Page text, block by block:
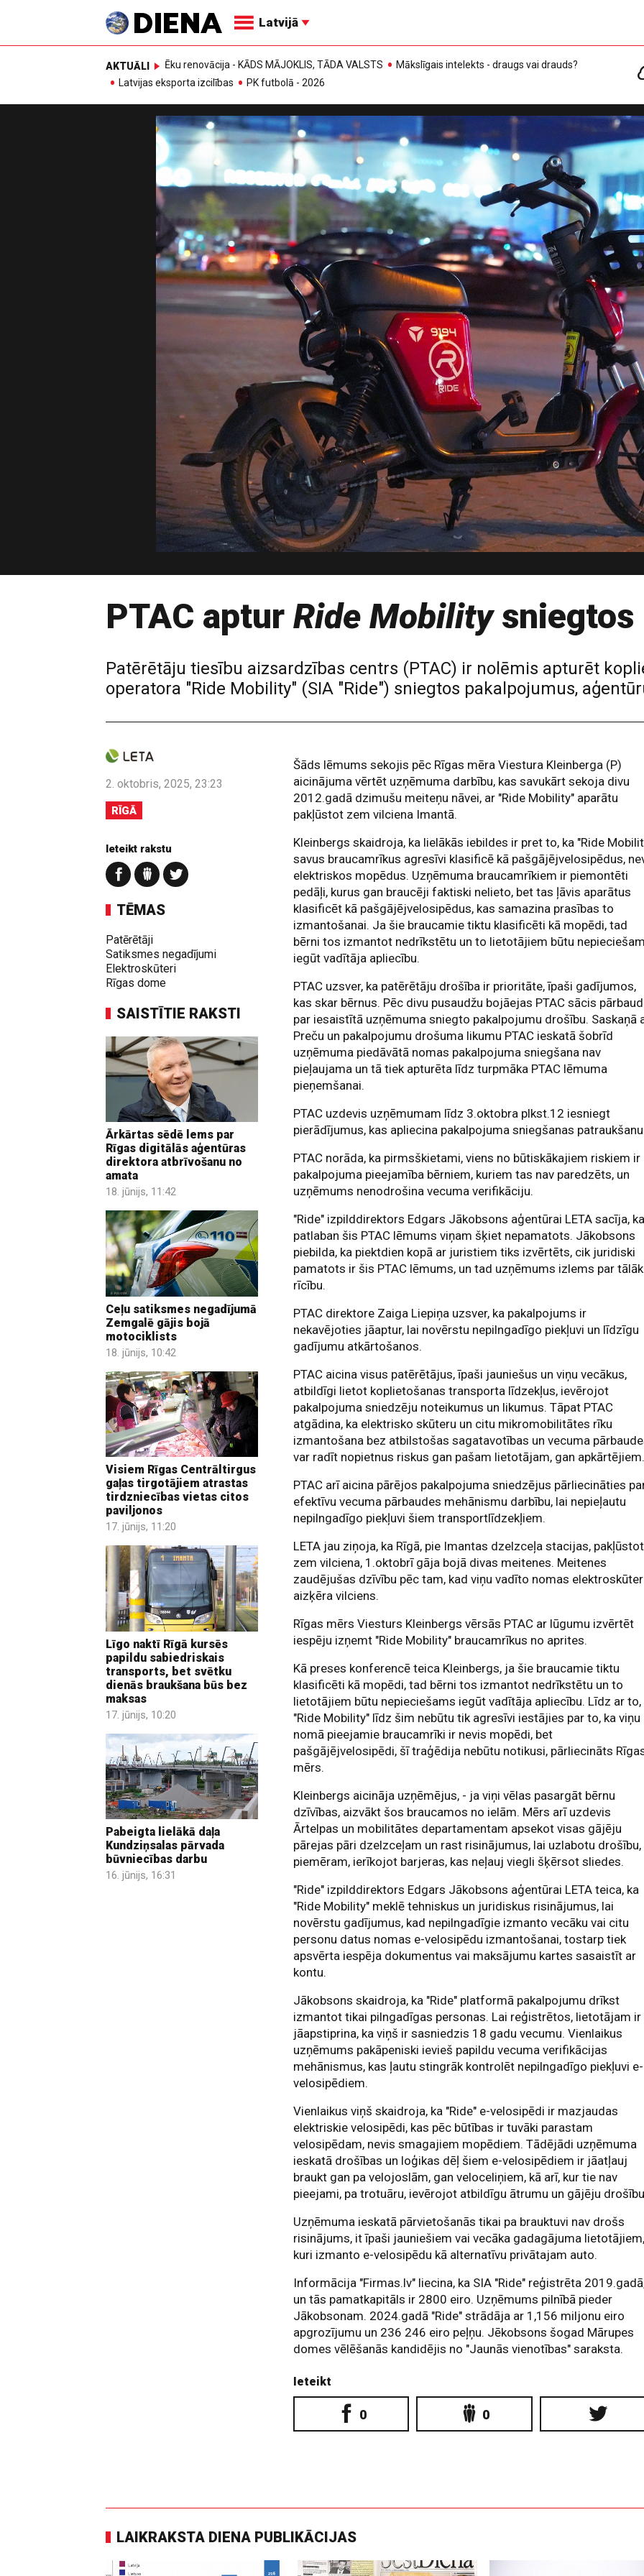
Latvijā
AKTUĀLI Ēku renovācija - KĀDS MĀJOKLIS, TĀDA VALSTS
Mākslīgais intelekts - draugs vai drauds?
Latvijas eksporta izcilības
PK futbolā - 2026
PTAC aptur Ride Mobilitysniegtos
Patērētāju tiesību aizsardzības centrs (PTAC) ir nolēmis apturēt
operatora "Ride Mobility" (SIA "Ride") sniegtos pakalpojumus,
2. oktobris, 2025, 23:23
RĪGĀ
Ieteikt rakstu
TĒMAS
Patērētāji
Satiksmes negadījumi
Elektroskūteri
Rīgas dome
SAISTĪTIE RAKSTI
Ārkārtas sēdē lems par
Rīgas digitālās aģentūras
direktora atbrīvošanu no
amata
18. jūnijs, 11:42
Ceļu satiksmes negadījumā
Zemgalē gājis bojā
motociklists
18. jūnijs, 10:42
Visiem Rīgas Centrāltirgus
gaļas tirgotājiem atrastas
tirdzniecības vietas citos
paviljonos
17. jūnijs, 11:20
Līgo naktī Rīgā kursēs
papildu sabiedriskais
transports, bet svētku
dienās braukšana būs bez
maksas
17. jūnijs, 10:20
Pabeigta lielākā daļa
Kundziņsalas pārvada
būvniecības darbu
16. jūnijs, 16:31
Šāds lēmums sekojis pēc Rīgas mēra Viestura Kleinberga (P)
aicinājuma vērtēt uzņēmuma darbību, kas savukārt sekoja divu
2012.gadā dzimušu meiteņu nāvei, ar "Ride Mobility" aparātu
pakļūstot zem vilciena Imantā.
Kleinbergs skaidroja, ka lielākās iebildes ir pret to, ka "Ride
savus braucamrīkus agresīvi klasificē kā pašgājējvelosipēdus,
elektriskos mopēdus. Uzņēmuma braucamrīkiem ir piemontēti
pedāļi, kurus gan braucēji faktiski nelieto, bet tas ļāvis aparātus
klasificēt kā pašgājējvelosipēdus, kas samazina prasības to
izmantošanai. Ja šie braucamie tiktu klasificēti kā mopēdi, tad
bērni tos izmantot nedrīkstētu un to lietotājiem būtu
iegūt vadītāja apliecību.
PTAC uzsver, ka patērētāju drošība ir prioritāte, īpaši gadījumos,
kas skar bērnus. Pēc divu pusaudžu bojāejas PTAC sācis
par iesaistītā uzņēmuma sniegto pakalpojumu drošību. Saskaņā
Preču un pakalpojumu drošuma likumu PTAC ieskatā šobrīd
uzņēmuma piedāvātā nomas pakalpojuma sniegšana nav
pieļaujama un tā tiek apturēta līdz turpmāka PTAC lēmuma
pieņemšanai.
PTAC uzdevis uzņēmumam līdz 3.oktobra plkst.12 iesniegt
pierādījumus, kas apliecina pakalpojuma sniegšanas
PTAC norāda, ka pirmsškietami, viens no būtiskākajiem riskiem ir
pakalpojuma pieejamība bērniem, kuriem tas nav paredzēts, un
uzņēmums nenodrošina vecuma verifikāciju.
"Ride" izpilddirektors Edgars Jākobsons aģentūrai LETA sacīja,
patlaban šis PTAC lēmums viņam šķiet nepamatots. Jākobsons
piebilda, ka piektdien kopā ar juristiem tiks izvērtēts, cik juridiski
pamatots ir šis PTAC lēmums, un tad uzņēmums izlems par
rīcību.
PTAC direktore Zaiga Liepiņa uzsver, ka pakalpojums ir
nekavējoties jāaptur, lai novērstu nepilngadīgo piekļuvi un līdzīgu
gadījumu atkārtošanos.
PTAC aicina visus patērētājus, īpaši jauniešus un viņu vecākus,
atbildīgi lietot koplietošanas transporta līdzekļus, ievērojot
pakalpojuma sniedzēju noteikumus un likumus. Tāpat PTAC
atgādina, ka elektrisko skūteru un citu mikromobilitātes rīku
izmantošana bez atbilstošas sagatavotības un vecuma
var radīt nopietnus riskus gan pašam lietotājam, gan
PTAC arī aicina pārējos pakalpojuma sniedzējus pārliecināties
efektīvu vecuma pārbaudes mehānismu darbību, lai nepieļautu
nepilngadīgo piekļuvi šiem transportlīdzekļiem.
LETA jau ziņoja, ka Rīgā, pie Imantas dzelzceļa stacijas, pakļūstot
zem vilciena, 1.oktobrī gāja bojā divas meitenes. Meitenes
zaudējušas dzīvību pēc tam, kad viņu vadīto nomas
aizķēra vilciens.
Rīgas mērs Viesturs Kleinbergs vērsās PTAC ar lūgumu izvērtēt
iespēju izņemt "Ride Mobility" braucamrīkus no aprites.
Kā preses konferencē teica Kleinbergs, ja šie braucamie tiktu
klasificēti kā mopēdi, tad bērni tos izmantot nedrīkstētu un to
lietotājiem būtu nepieciešams iegūt vadītāja apliecību. Līdz ar to,
"Ride Mobility" līdz šim nebūtu tik agresīvi iestājies par to, ka viņu
nomā pieejamie braucamrīki ir nevis mopēdi, bet
pašgājējvelosipēdi, šī traģēdija nebūtu notikusi, pārliecināts
mērs.
Kleinbergs aicināja uzņēmējus, - ja viņi vēlas pasargāt bērnu
dzīvības, aizvākt šos braucamos no ielām. Mērs arī uzdevis
Ārtelpas un mobilitātes departamentam apsekot visas gājēju
pārejas pāri dzelzceļam un rast risinājumus, lai uzlabotu drošību,
piemēram, ierīkojot barjeras, kas neļauj viegli šķērsot sliedes.
"Ride" izpilddirektors Edgars Jākobsons aģentūrai LETA teica, ka
"Ride Mobility" meklē tehniskus un juridiskus risinājumus, lai
novērstu gadījumus, kad nepilngadīgie izmanto vecāku vai citu
personu datus nomas e-velosipēdu izmantošanai, tostarp tiek
apsvērta iespēja dokumentus vai maksājumu kartes sasaistīt ar
kontu.
Jākobsons skaidroja, ka "Ride" platformā pakalpojumu drīkst
izmantot tikai pilngadīgas personas. Lai reģistrētos, lietotājam ir
jāapstiprina, ka viņš ir sasniedzis 18 gadu vecumu. Vienlaikus
uzņēmums pakāpeniski ievieš papildu vecuma verifikācijas
mehānismus, kas ļautu stingrāk kontrolēt nepilngadīgo piekļuvi e-
velosipēdiem.
Vienlaikus viņš skaidroja, ka "Ride" e-velosipēdi ir mazjaudas
elektriskie velosipēdi, kas pēc būtības ir tuvāki parastam
velosipēdam, nevis smagajiem mopēdiem. Tādējādi uzņēmuma
ieskatā drošības un loģikas dēļ šiem e-velosipēdiem ir jāatļauj
braukt gan pa velojoslām, gan veloceliņiem, kā arī, kur tie nav
pieejami, pa trotuāru, ievērojot atbildīgu ātrumu un gājēju
Uzņēmuma ieskatā pārvietošanās tikai pa brauktuvi nav drošs
risinājums, it īpaši jauniešiem vai vecāka gadagājuma
kuri izmanto e-velosipēdu kā alternatīvu privātajam auto.
Informācija "Firmas.lv" liecina, ka SIA "Ride" reģistrēta
un tās pamatkapitāls ir 2800 eiro. Uzņēmums pilnībā pieder
Jākobsonam. 2024.gadā "Ride" strādāja ar 1,156 miljonu eiro
apgrozījumu un 236 246 eiro peļņu. Jēkobsons šogad Mārupes
domes vēlēšanās kandidējis no "Jaunās vienotības" saraksta.
Ieteikt
0 0
LAIKRAKSTA DIENA PUBLIKĀCIJAS